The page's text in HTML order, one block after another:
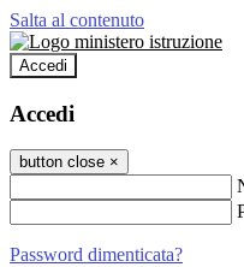
Salta al contenuto
Accedi
Accedi
button close ×
Password dimenticata?